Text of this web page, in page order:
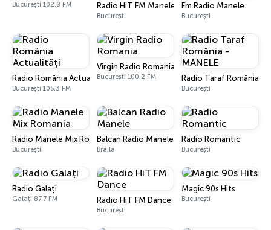
București 102.8 FM Radio HiT FM Manele Romania
București
Fm Radio Manele
București
Radio România Actualități
București 105.3 FM
Virgin Radio Romania
București 100.2 FM Radio Taraf România -
București
Radio Manele Mix Romania
București
Balcan Radio Manele
Brăila
Radio Romantic
București
Radio Galați
Galați 87.7 FM Radio HiT FM Dance
București
Magic 90s Hits
București